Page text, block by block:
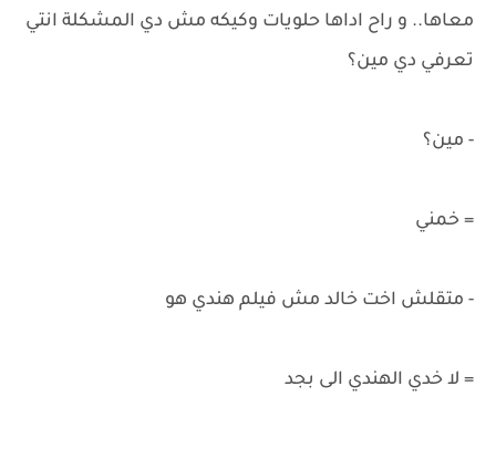
معاها.. و راح اداها حلويات وكيكه مش دي المشكلة انتي
تعرفي دي مين؟
- مين؟
= خمني
- متقلش اخت خالد مش فيلم هندي هو
= لا خدي الهندي الى بجد